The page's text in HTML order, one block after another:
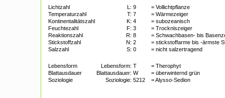
Lichtzahl L: 9
= Vollichtpflanze
Temperaturzahl
T: 7
= Wärmezeiger
Kontinentalitätszahl
K: 4
= subozeanisch
Feuchtezahl
F: 3
= Trockniszeiger
Reaktionszahl
R: 8
= Schwachbasen- bis
Stickstoffzahl
N: 2
= stickstoffarme bis -ärmste
Salzzahl
S: 0 = nicht salzertragend
Lebensform Lebensform: T
= Therophyt
Blattausdauer
Blattausdauer: W
= überwinternd grün
Soziologie
Soziologie: 5212 = Alysso-Sedion